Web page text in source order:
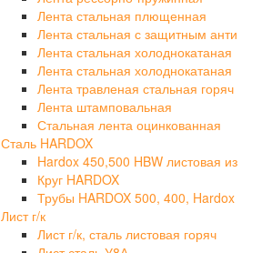
Лента стальная плющенная
Лента стальная с защитным анти
Лента стальная холоднокатаная
Лента стальная холоднокатаная
Лента травленая стальная горяч
Лента штамповальная
Стальная лента оцинкованная
Сталь HARDOX
Hardox 450,500 HBW листовая из
Круг HARDOX
Трубы HARDOX 500, 400, Hardox
Лист г/к
Лист г/к, сталь листовая горяч